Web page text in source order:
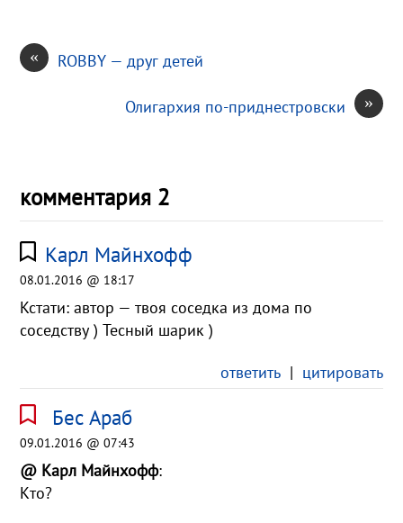
« ROBBY — друг детей
»
Олигархия по-приднестровски
комментария 2
Карл Майнхофф
08.01.2016 @ 18:17
Кстати: автор — твоя соседка из дома по
соседству ) Тесный шарик )
ответить| цитировать
Бес Араб
09.01.2016 @ 07:43
@ Карл Майнхофф:
Кто?